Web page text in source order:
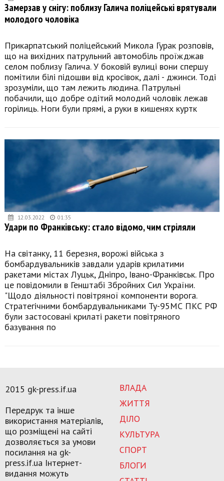
Замерзав у снігу: поблизу Галича поліцейські врятували
молодого чоловіка
Прикарпатський поліцейський Микола Гурак розповів,
що на вихідних патрульний автомобіль проїжджав
селом поблизу Галича. У боковій вулиці вони спершу
помітили білі підошви від кросівок, далі - джинси. Тоді
зрозуміли, що там лежить людина. Патрульні
побачили, що добре одітий молодий чоловік лежав
горілиць. Ноги були прямі, а руки в кишенях куртк
12.03.2022 01:35
Удари по Франківську: стало відомо, чим стріляли
На світанку, 11 березня, ворожі війська з
бомбардувальників завдали ударів крилатими
ракетами містах Луцьк, Дніпро, Івано-Франківськ. Про
це повідомили в Генштабі Збройних Сил України.
"Щодо діяльності повітряної компоненти ворога.
Стратегічними бомбардувальниками Ту-95МС ПКС РФ
були застосовані крилаті ракети повітряного
базування по
ВЛАДА
ЖИТТЯ
ДІЛО
КУЛЬТУРА
СПОРТ
БЛОГИ
2015 gk-press.if.ua
Передрук та інше
використання матеріалів,
що розміщені на сайті
дозволяється за умови
посилання на gk-
press.if.ua Інтернет-
видання можуть